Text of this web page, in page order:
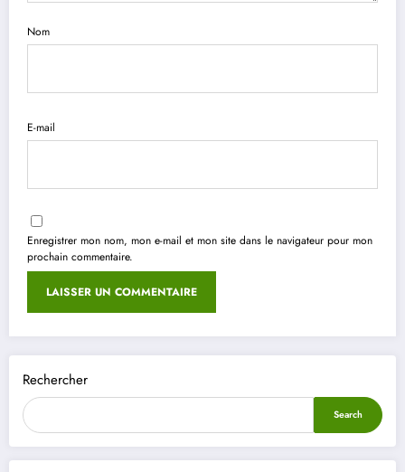
Rechercher
Search
Nom
E-mail
Enregistrer mon nom, mon e-mail et mon site dans le navigateur pour mon
prochain commentaire.